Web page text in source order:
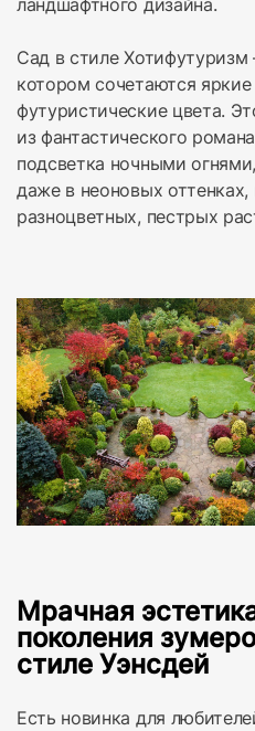
ландшафтного дизайна.
Сад в стиле Хотифутуризм
котором сочетаются яркие
футуристические цвета.
из фантастического
подсветка ночными
даже в неоновых
разноцветных, пестрых
Мрачная
поколения
стиле Уэнсдей
Есть новинка для